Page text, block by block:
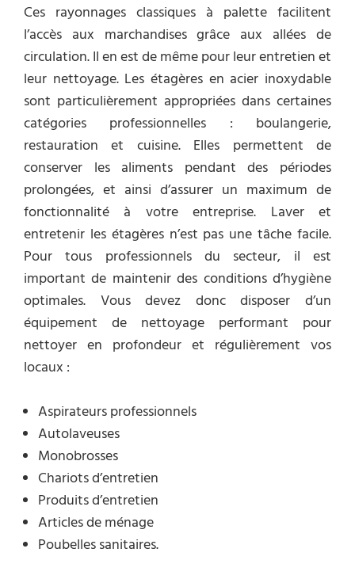
Ces rayonnages classiques à palette facilitent
l’accès aux marchandises grâce aux allées de
circulation. Il en est de même pour leur entretien et
leur nettoyage. Les étagères en acier inoxydable
sont particulièrement appropriées dans certaines
catégories professionnelles : boulangerie,
restauration et cuisine. Elles permettent de
conserver les aliments pendant des périodes
prolongées, et ainsi d’assurer un maximum de
fonctionnalité à votre entreprise. Laver et
entretenir les étagères n’est pas une tâche facile.
Pour tous professionnels du secteur, il est
important de maintenir des conditions d’hygiène
optimales. Vous devez donc disposer d’un
équipement de nettoyage performant pour
nettoyer en profondeur et régulièrement vos
locaux :
Aspirateurs professionnels
Autolaveuses
Monobrosses
Chariots d’entretien
Produits d’entretien
Articles de ménage
Poubelles sanitaires.